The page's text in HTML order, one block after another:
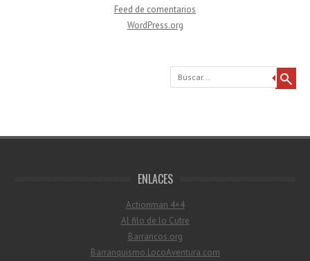
Feed de comentarios
WordPress.org
Buscar
ENLACES
Actionman 4×4
Al filo de lo Cutre
Barrancos.org
Barranquismo.LocoAventura.com